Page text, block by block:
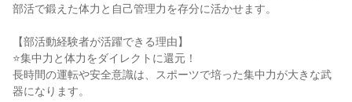
部活で鍛えた体力と自己管理力を存分に活かせます。
【部活動経験者が活躍できる理由】
⭐集中力と体力をダイレクトに還元！
長時間の運転や安全意識は、スポーツで培った集中力が大きな武
器になります。